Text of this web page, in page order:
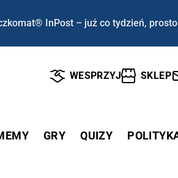
InPost – już co tydzień,
WESPRZYJ SKLEP
GRY QUIZY